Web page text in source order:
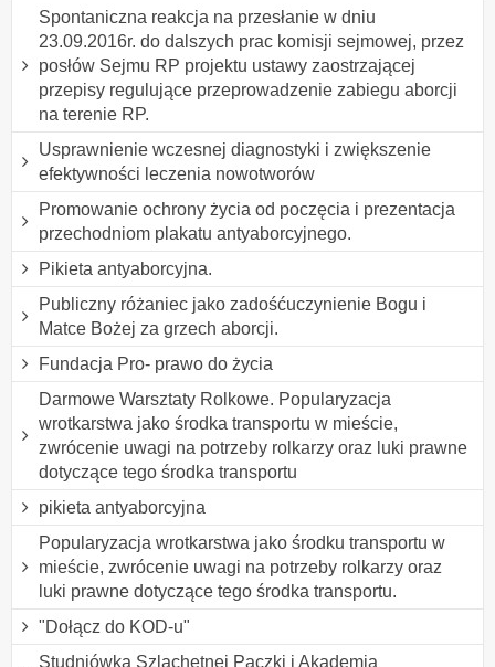
Spontaniczna reakcja na przesłanie w dniu
23.09.2016r. do dalszych prac komisji sejmowej, przez
posłów Sejmu RP projektu ustawy zaostrzającej
przepisy regulujące przeprowadzenie zabiegu aborcji
na terenie RP.
Usprawnienie wczesnej diagnostyki i zwiększenie
efektywności leczenia nowotworów
Promowanie ochrony życia od poczęcia i prezentacja
przechodniom plakatu antyaborcyjnego.
Pikieta antyaborcyjna.
Publiczny różaniec jako zadośćuczynienie Bogu i
Matce Bożej za grzech aborcji.
Fundacja Pro- prawo do życia
Darmowe Warsztaty Rolkowe. Popularyzacja
wrotkarstwa jako środka transportu w mieście,
zwrócenie uwagi na potrzeby rolkarzy oraz luki prawne
dotyczące tego środka transportu
pikieta antyaborcyjna
Popularyzacja wrotkarstwa jako środku transportu w
mieście, zwrócenie uwagi na potrzeby rolkarzy oraz
luki prawne dotyczące tego środka transportu.
"Dołącz do KOD-u"
Studniówka Szlachetnej Paczki i Akademia